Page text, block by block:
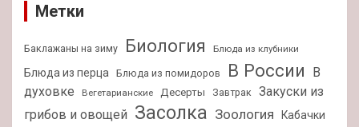
Метки
Баклажаны на зиму Биология Блюда из клубники
Блюда из перца Блюда из помидоров В России
В
духовке
Вегетарианские Десерты Завтрак
Закуски из
грибов и овощей Засолка Зоология Кабачки